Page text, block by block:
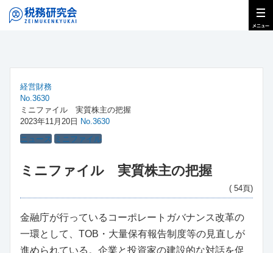
経営財務
No.3630
ミニファイル 実質株主の把握
2023年11月20日 No.3630
ニュース ミニファイル
ミニファイル 実質株主の把握
( 54頁)
金融庁が行っているコーポレートガバナンス改革の
一環として、TOB・大量保有報告制度等の見直しが
進められている。企業と投資家の建設的な対話を促